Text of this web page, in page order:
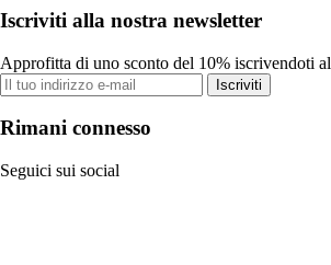
Iscriviti alla nostra newsletter
Approfitta di uno sconto del 10% iscrivendoti
Iscriviti
Rimani connesso
Seguici sui social